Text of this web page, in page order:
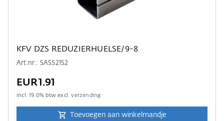
KFV DZS REDUZIERHUELSE/9-8
Art.nr.: SASS2152
EUR1.91
incl.19.0% btw excl.verzending
Toevoegen aan winkelmandje